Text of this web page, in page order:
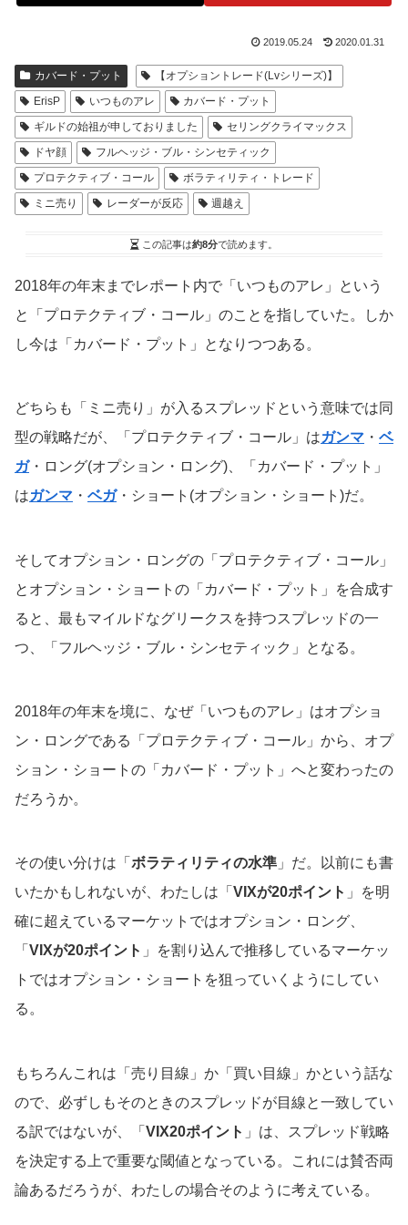
2019.05.24 2020.01.31
カバード・プット
【オプショントレード(Lvシリーズ)】
ErisP
いつものアレ
カバード・プット
ギルドの始祖が申しておりました
セリングクライマックス
ドヤ顔
フルヘッジ・ブル・シンセティック
プロテクティブ・コール
ボラティリティ・トレード
ミニ売り
レーダーが反応 週越え
この記事は約8分で読めます。
2018年の年末までレポート内で「いつものアレ」という
と「プロテクティブ・コール」のことを指していた。しか
し今は「カバード・プット」となりつつある。
どちらも「ミニ売り」が入るスプレッドという意味では同
型の戦略だが、「プロテクティブ・コール」はガンマ ・ ベ
ガ・ロング(オプション・ロング)、「カバード・プット」
はガンマ ・ ベガ・ショート(オプション・ショート)だ。
そしてオプション・ロングの「プロテクティブ・コール」
とオプション・ショートの「カバード・プット」を合成す
ると、最もマイルドなグリークスを持つスプレッドの一
つ、「フルヘッジ・ブル・シンセティック」となる。
2018年の年末を境に、なぜ「いつものアレ」はオプショ
ン・ロングである「プロテクティブ・コール」から、オプ
ション・ショートの「カバード・プット」へと変わったの
だろうか。
その使い分けは「 ボラティリティの水準 」だ。以前にも書
いたかもしれないが、わたしは「 VIXが20ポイント 」を明
確に超えているマーケットではオプション・ロング、
「 VIXが20ポイント 」を割り込んで推移しているマーケッ
トではオプション・ショートを狙っていくようにしてい
る。
もちろんこれは「売り目線」か「買い目線」かという話な
ので、必ずしもそのときのスプレッドが目線と一致してい
る訳ではないが、「 VIX20ポイント 」は、スプレッド戦略
を決定する上で重要な閾値となっている。これには賛否両
論あるだろうが、わたしの場合そのように考えている。